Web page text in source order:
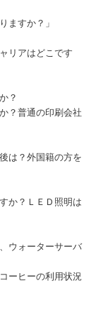
ますか？」
リアはどこです
？
普通の印刷会社
は？外国籍の方を
か？ＬＥＤ照明は
ウォーターサーバ
用状況